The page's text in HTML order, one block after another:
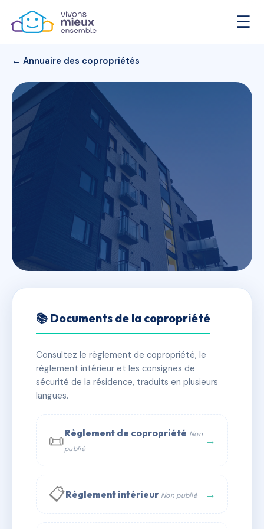
☰
← Annuaire des copropriétés
FAISAN D'OR
✓ Immatriculée 🏠 21 lots 🏗 1 bâtiment(s)
📞 Contacter Syndic Digital
📚 Documents de la copropriété
Consultez le règlement de copropriété, le
règlement intérieur et les consignes de
sécurité de la résidence, traduits en plusieurs
langues.
📜Règlement de copropriété Non
publié
→
📋Règlement intérieur Non publié →